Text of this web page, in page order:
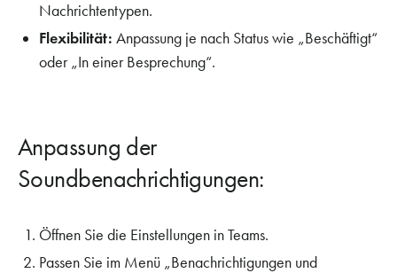
Nachrichtentypen.
Flexibilität: Anpassung je nach Status wie „Beschäftigt“
oder „In einer Besprechung“.
Anpassung der
Soundbenachrichtigungen:
Öffnen Sie die Einstellungen in Teams.
Passen Sie im Menü „Benachrichtigungen und